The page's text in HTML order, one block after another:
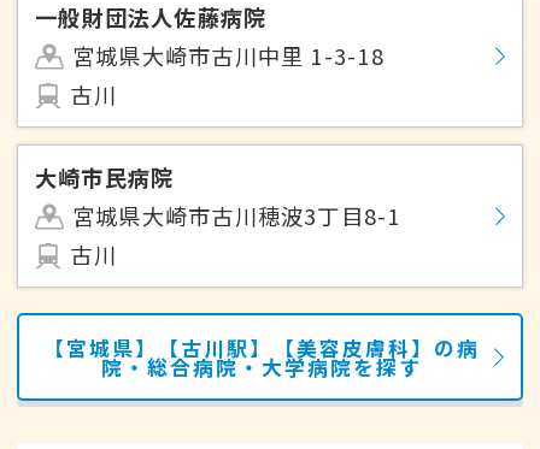
一般財団法人佐藤病院
宮城県大崎市古川中里 1-3-18
古川
大崎市民病院
宮城県大崎市古川穂波3丁目8-1
古川
【宮城県】【古川駅】【美容皮膚科】の病
院・総合病院・大学病院を探す